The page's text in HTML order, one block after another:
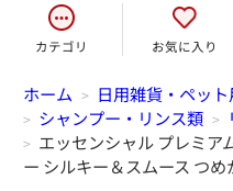
東急オン
カテゴリ お気に入り
ホーム > 日用雑貨・ペッ
> シャンプー・リンス類 >
> エッセンシャル プレミア
ー シルキー＆スムース つめ